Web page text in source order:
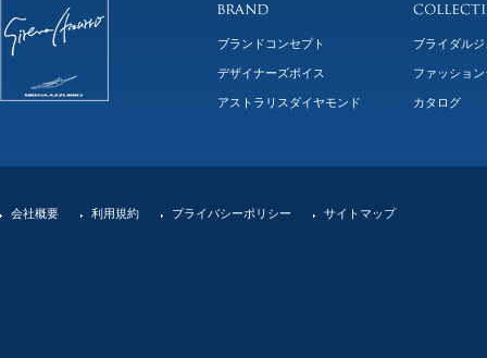
ブランドコンセプト
デザイナーズボイス
アストラリスダイヤモンド
ブライダル
ファッショ
カタログ
会社概要 利用規約 プライバシーポリシー サイトマップ